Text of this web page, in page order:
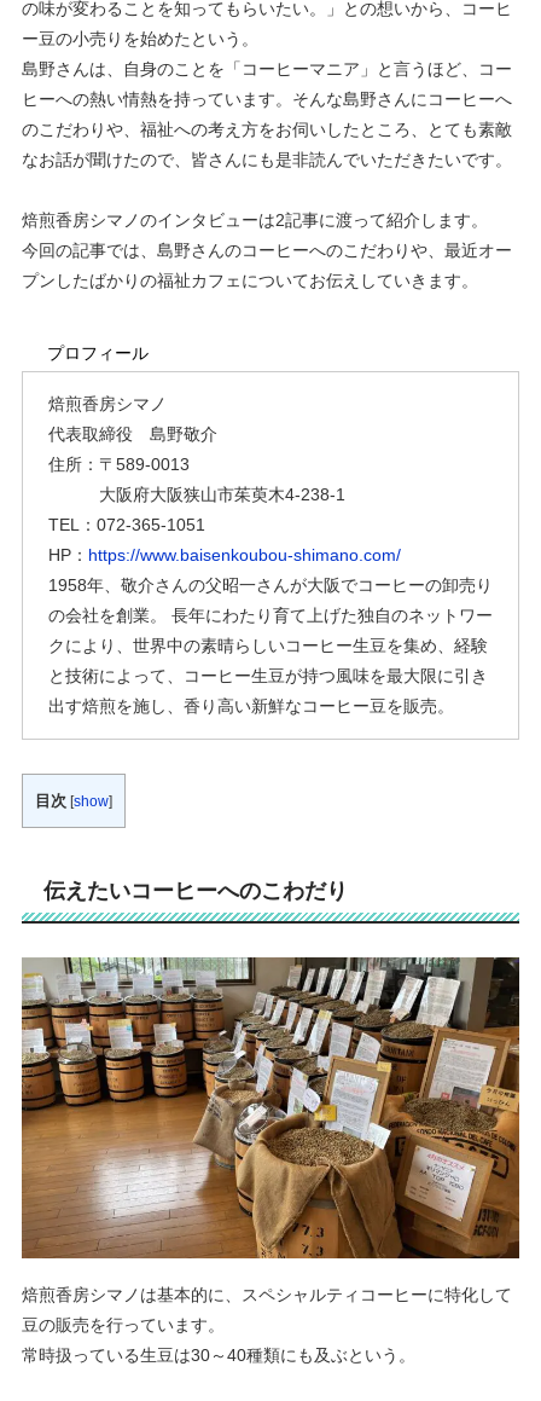
の味が変わることを知ってもらいたい。」との想いから、コーヒ
ー豆の小売りを始めたという。
島野さんは、自身のことを「コーヒーマニア」と言うほど、コー
ヒーへの熱い情熱を持っています。そんな島野さんにコーヒーへ
のこだわりや、福祉への考え方をお伺いしたところ、とても素敵
なお話が聞けたので、皆さんにも是非読んでいただきたいです。
焙煎香房シマノのインタビューは2記事に渡って紹介します。
今回の記事では、島野さんのコーヒーへのこだわりや、最近オー
プンしたばかりの福祉カフェについてお伝えしていきます。
プロフィール
焙煎香房シマノ
代表取締役 島野敬介
住所：〒589-0013
大阪府大阪狭山市茱萸木4-238-1
TEL：072-365-1051
HP： https://www.baisenkoubou-shimano.com/
1958年、敬介さんの父昭一さんが大阪でコーヒーの卸売り
の会社を創業。 長年にわたり育て上げた独自のネットワー
クにより、世界中の素晴らしいコーヒー生豆を集め、経験
と技術によって、コーヒー生豆が持つ風味を最大限に引き
出す焙煎を施し、香り高い新鮮なコーヒー豆を販売。
目次 [show]
伝えたいコーヒーへのこわだり
焙煎香房シマノは基本的に、スペシャルティコーヒーに特化して
豆の販売を行っています。
常時扱っている生豆は30～40種類にも及ぶという。